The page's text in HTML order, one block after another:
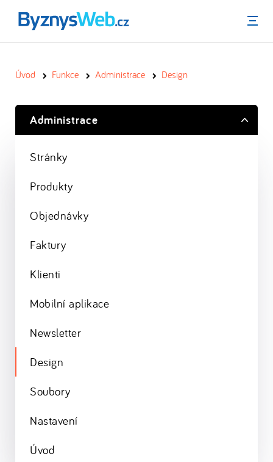
Menu
Úvod Funkce Administrace Design
Administrace
Stránky
Produkty
Objednávky
Faktury
Klienti
Mobilní aplikace
Newsletter
Design
Soubory
Nastavení
Úvod